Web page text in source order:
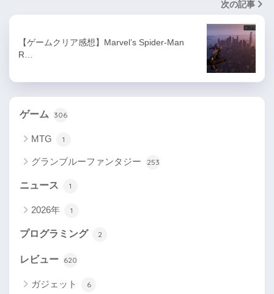
次の記事
【ゲームクリア感想】Marvel’s Spider-Man
R…
ゲーム 306
MTG 1
グランブルーファンタジー 253
ニュース 1
2026年 1
プログラミング 2
レビュー 620
ガジェット 6